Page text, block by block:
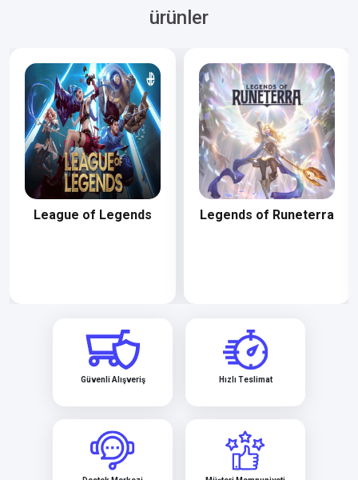
ürünler
League of Legends Legends of Runeterra
Güvenli Alışveriş Hızlı Teslimat